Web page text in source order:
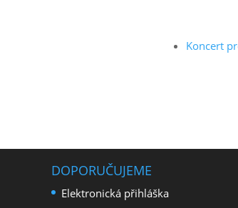
Koncert
DOPORUČUJEME
Elektronická přihláška